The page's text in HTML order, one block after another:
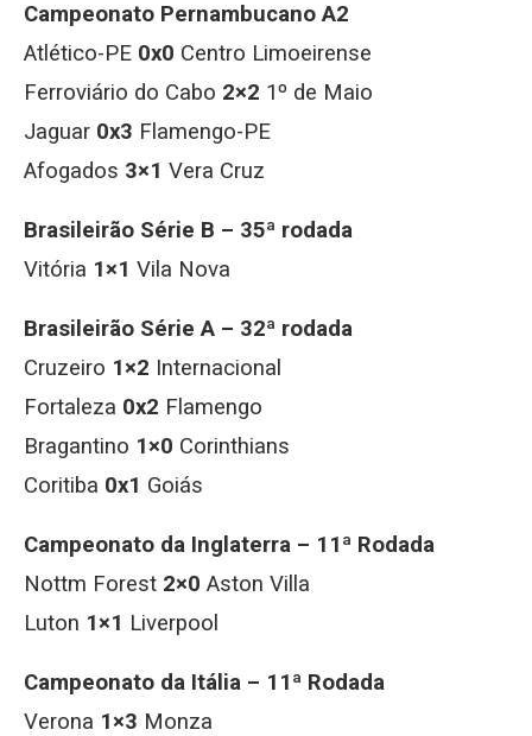
Campeonato Pernambucano A2
Atlético-PE 0x0 Centro Limoeirense
Ferroviário do Cabo 2×2 1º de Maio
Jaguar 0x3 Flamengo-PE
Afogados 3×1 Vera Cruz
Brasileirão Série B – 35ª rodada
Vitória 1×1 Vila Nova
Brasileirão Série A – 32ª rodada
Cruzeiro 1×2 Internacional
Fortaleza 0x2 Flamengo
Bragantino 1×0 Corinthians
Coritiba 0x1 Goiás
Campeonato da Inglaterra – 11ª Rodada
Nottm Forest 2×0 Aston Villa
Luton 1×1 Liverpool
Campeonato da Itália – 11ª Rodada
Verona 1×3 Monza